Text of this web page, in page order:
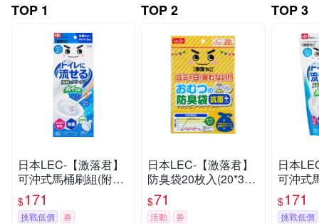
TOP 1
日本LEC-【激落君】
可沖式馬桶刷組(附刷
頭3個)(日本製)
$171
挑戰低價 券
TOP 2
日本LEC-【激落君】
防臭袋20枚入(20*30c
m)(垃圾袋)
$71
活動 券
TOP 3
日本
可沖式
包12
$171
挑戰低價